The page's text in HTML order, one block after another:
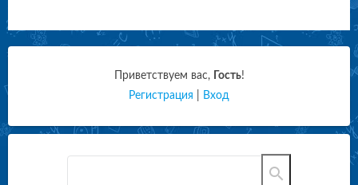
Приветствуем вас, Гость!
Регистрация
Вход